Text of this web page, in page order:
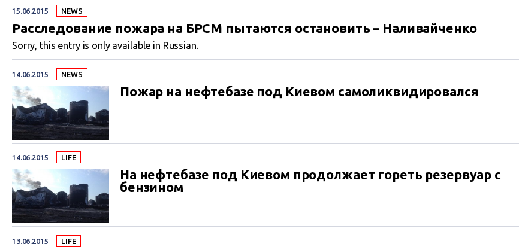
15.06.2015 NEWS
Расследование пожара на БРСМ пытаются остановить – Наливайченко
Sorry, this entry is only available in Russian.
14.06.2015 NEWS
Пожар на нефтебазе под Киевом самоликвидировался
14.06.2015 LIFE
На нефтебазе под Киевом продолжает гореть резервуар с
бензином
13.06.2015 LIFE